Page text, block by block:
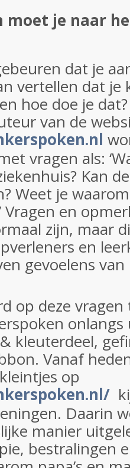
moet je naar
dat je
vertellen dat je
hoe doe je
van de
vragen als:
Kan
Weet je
Vragen en
zijn, maar
en
gevoelens
op deze
kleuterdeel,
Vanaf
op
Daarin
manier
bestralingen